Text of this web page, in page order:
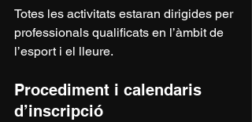
Totes les activitats estaran dirigides per
professionals qualificats en l’àmbit de
l’esport i el lleure.
Procediment i calendaris
d’inscripció